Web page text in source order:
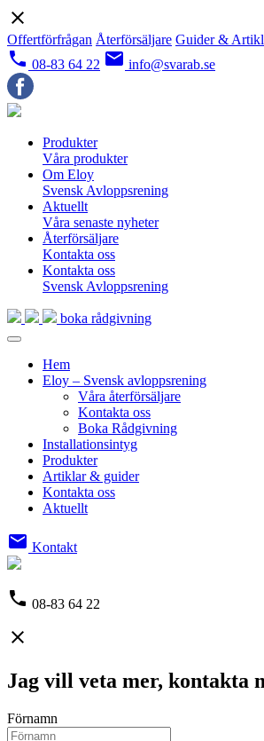
close
Offertförfrågan Återförsäljare Guider &
local_phone 08-83 64 22 email info@svarab.se
Produkter
Våra produkter
Om Eloy
Svensk Avloppsrening
Aktuellt
Våra senaste nyheter
Återförsäljare
Kontakta oss
Kontakta oss
Svensk Avloppsrening
boka rådgivning
Hem
Eloy – Svensk avloppsrening
Våra återförsäljare
Kontakta oss
Boka Rådgivning
Installationsintyg
Produkter
Artiklar & guider
Kontakta oss
Aktuellt
email Kontakt
phone 08-83 64 22
close
Jag vill veta mer, kontakta
Förnamn